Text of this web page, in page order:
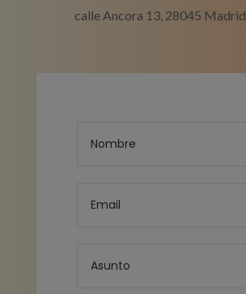
calle Ancora 13, 28045 Madrid